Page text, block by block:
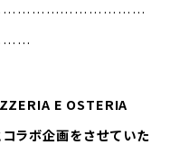
E OSTERIA
ラボ企画をさせていた